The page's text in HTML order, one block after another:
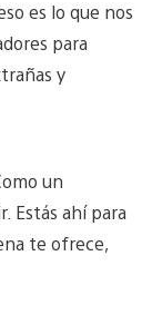
es lo que nos
para
y
un
Estás ahí para
te ofrece,